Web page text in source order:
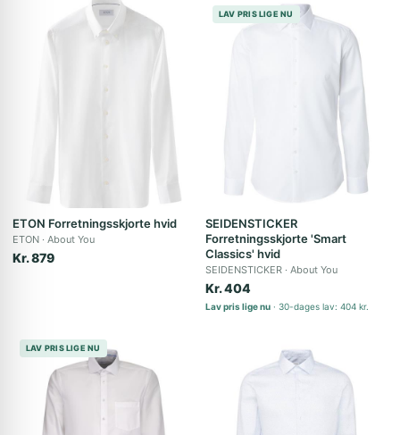
ETON Forretningsskjorte hvid
ETON About You
Kr. 879
LAV PRIS LIGE NU
SEIDENSTICKER
Forretningsskjorte 'Smart
Classics' hvid
SEIDENSTICKER About You
Kr. 404
Lav pris lige nu 30-dages lav: 404 kr.
LAV PRIS LIGE NU